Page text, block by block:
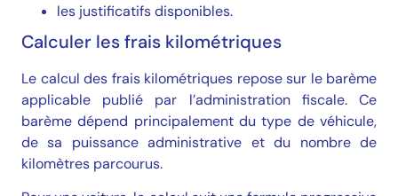
les justificatifs disponibles.
Calculer les frais kilométriques
Le calcul des frais kilométriques repose sur le barème
applicable publié par l’administration fiscale. Ce
barème dépend principalement du type de véhicule,
de sa puissance administrative et du nombre de
kilomètres parcourus.